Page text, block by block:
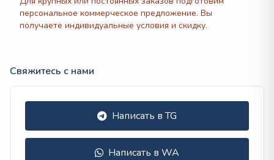
персональное коммерческое предложение. Вы
получаете индивидуальные условия и скидку.
Свяжитесь с нами
Написать в TG
Написать в WA